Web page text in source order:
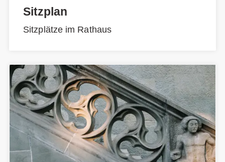
Sitzplan
Sitzplätze im Rathaus